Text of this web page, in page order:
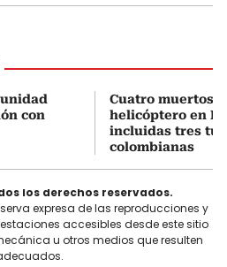
con
Cuatro muertos
helicóptero en
incluidas tres
colombianas
los derechos reservados.
expresa de las reproducciones y
accesibles desde este sitio
u otros medios que resulten